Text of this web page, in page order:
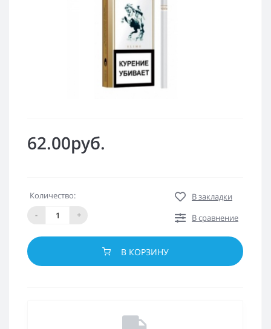
62.00руб.
Количество:
-
+
В закладки
В сравнение
В КОРЗИНУ